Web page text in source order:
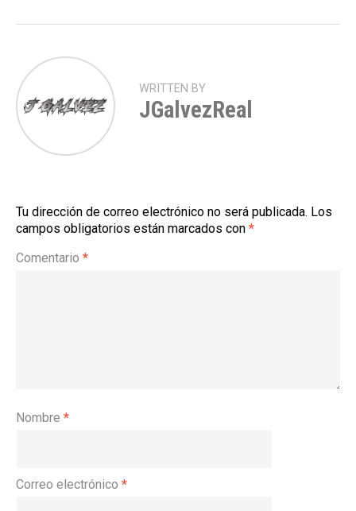
WRITTEN BY
JGalvezReal
Tu dirección de correo electrónico no será publicada. Los
campos obligatorios están marcados con *
Comentario *
Nombre *
Correo electrónico *